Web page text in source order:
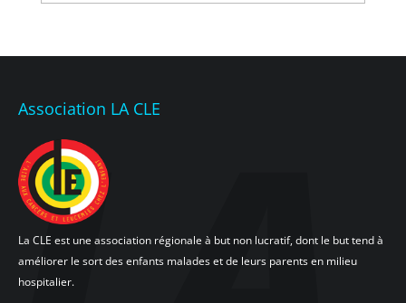
Association LA CLE
La CLE est une association régionale à but non lucratif, dont le but tend à
améliorer le sort des enfants malades et de leurs parents en milieu
hospitalier.